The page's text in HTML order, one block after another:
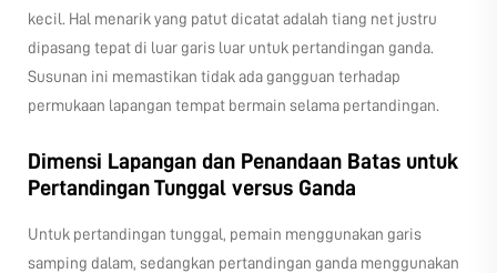
kecil. Hal menarik yang patut dicatat adalah tiang net justru
dipasang tepat di luar garis luar untuk pertandingan ganda.
Susunan ini memastikan tidak ada gangguan terhadap
permukaan lapangan tempat bermain selama pertandingan.
Dimensi Lapangan dan Penandaan Batas untuk
Pertandingan Tunggal versus Ganda
Untuk pertandingan tunggal, pemain menggunakan garis
samping dalam, sedangkan pertandingan ganda menggunakan